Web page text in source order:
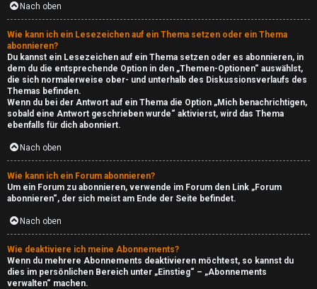
Nach oben
Wie kann ich ein Lesezeichen auf ein Thema setzen oder ein Thema
abonnieren?
Du kannst ein Lesezeichen auf ein Thema setzen oder es abonnieren, in
dem du die entsprechende Option in den „Themen-Optionen“ auswählst,
die sich normalerweise ober- und unterhalb des Diskussionsverlaufs des
Themas befinden.
Wenn du bei der Antwort auf ein Thema die Option „Mich benachrichtigen,
sobald eine Antwort geschrieben wurde“ aktivierst, wird das Thema
ebenfalls für dich abonniert.
Nach oben
Wie kann ich ein Forum abonnieren?
Um ein Forum zu abonnieren, verwende im Forum den Link „Forum
abonnieren“, der sich meist am Ende der Seite befindet.
Nach oben
Wie deaktiviere ich meine Abonnements?
Wenn du mehrere Abonnements deaktivieren möchtest, so kannst du
dies im persönlichen Bereich unter „Einstieg“ – „Abonnements
verwalten“ machen.
↳
W
e
b
I
n
s
i
d
e